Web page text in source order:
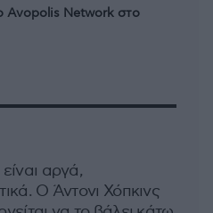
Avopolis Network στο
αργά,
Ο Άντονι Χόπκινς